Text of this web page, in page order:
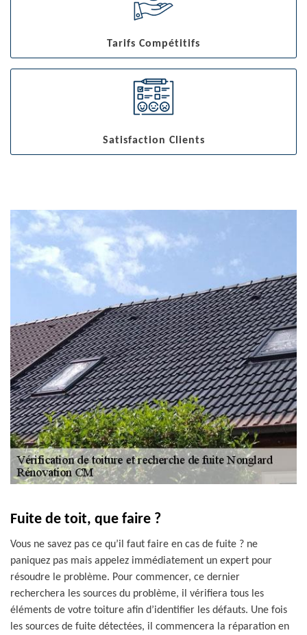
Tarifs Compétitifs
Satisfaction Clients
Fuite de toit, que faire ?
Vous ne savez pas ce qu’il faut faire en cas de fuite ? ne
paniquez pas mais appelez immédiatement un expert pour
résoudre le problème. Pour commencer, ce dernier
recherchera les sources du problème, il vérifiera tous les
éléments de votre toiture afin d’identifier les défauts. Une fois
les sources de fuite détectées, il commencera la réparation en